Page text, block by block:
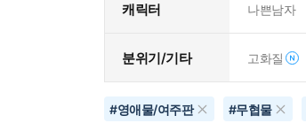
캐릭터 나쁜남자
분위기/기타 고화질
#영애물/여주판 #무협물